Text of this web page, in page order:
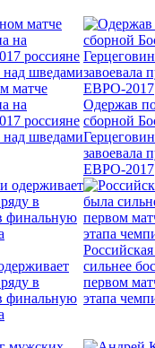
матче
на
россияне
над шведами
Одержав
сборной
завоевала
ЕВРО-2017
в
финальную
сильнее
первом
этапа